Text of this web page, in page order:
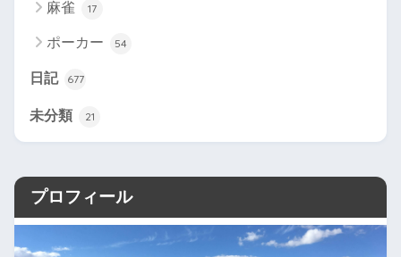
麻雀 17
ポーカー 54
日記 677
未分類 21
プロフィール